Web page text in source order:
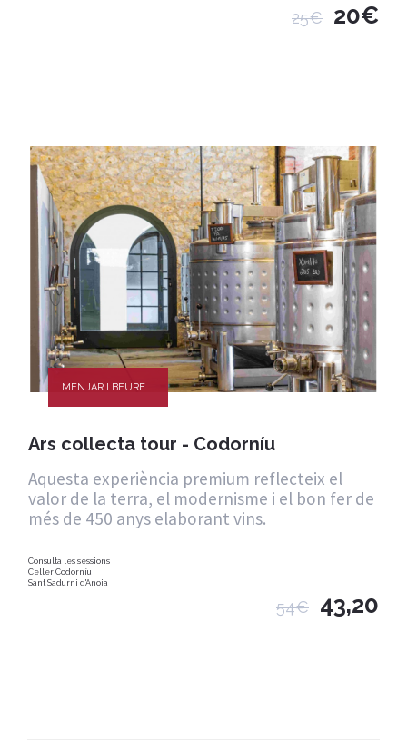
25€ 20€
MENJAR I BEURE
Ars collecta tour - Codorníu
Aquesta experiència premium reflecteix el
valor de la terra, el modernisme i el bon fer de
més de 450 anys elaborant vins.
Consulta les sessions
Celler Codorníu
Sant Sadurni d'Anoia
54€ 43,20